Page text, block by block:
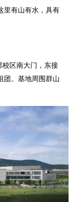
里有山有水，具有
校区南大门，东接
团。基地周围群山